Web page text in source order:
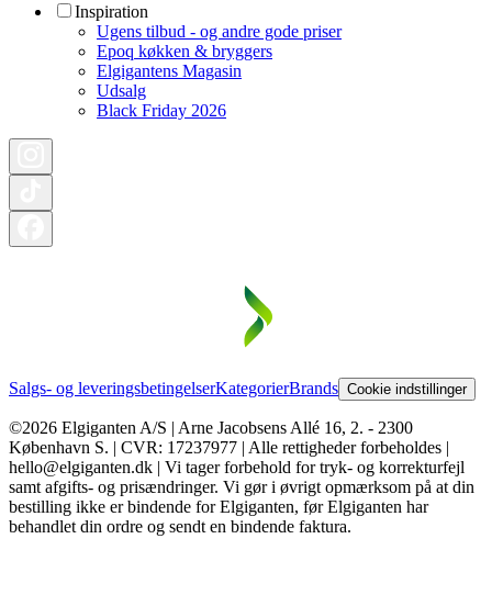
Inspiration
Ugens tilbud - og andre gode priser
Epoq køkken & bryggers
Elgigantens Magasin
Udsalg
Black Friday 2026
Salgs- og leveringsbetingelserKategorierBrands Cookie indstillinger
©2026 Elgiganten A/S | Arne Jacobsens Allé 16, 2. - 2300
København S. | CVR: 17237977 | Alle rettigheder forbeholdes |
hello@elgiganten.dk | Vi tager forbehold for tryk- og korrekturfejl
samt afgifts- og prisændringer. Vi gør i øvrigt opmærksom på at din
bestilling ikke er bindende for Elgiganten, før Elgiganten har
behandlet din ordre og sendt en bindende faktura.